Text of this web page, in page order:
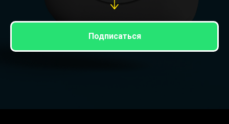
Подписаться